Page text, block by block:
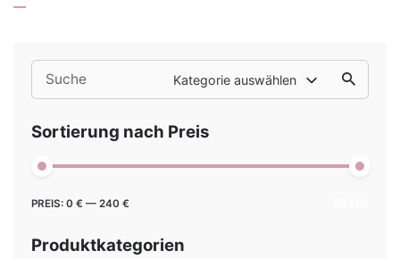
Search
for
Kategorie auswählen
Sortierung nach Preis
Min.
Max.
PREIS: 0 € — 240 €
Produktkategorien